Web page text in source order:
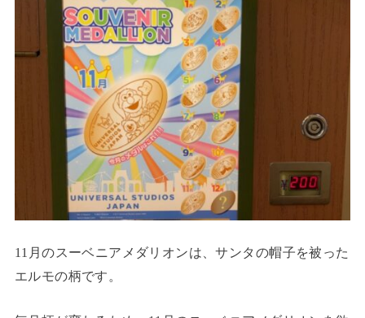
11月のスーベニアメダリオンは、サンタの帽子を被った
エルモの柄です。